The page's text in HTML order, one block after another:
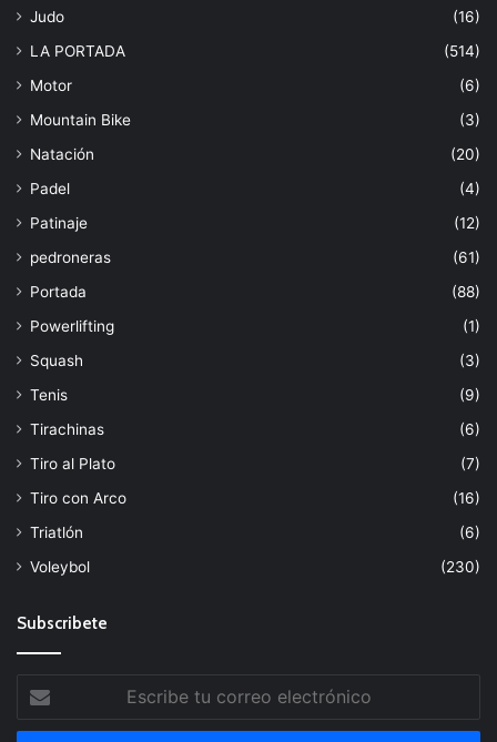
Judo
(16)
LA PORTADA
(514)
Motor
(6)
Mountain Bike
(3)
Natación
(20)
Padel
(4)
Patinaje
(12)
pedroneras
(61)
Portada
(88)
Powerlifting
(1)
Squash
(3)
Tenis
(9)
Tirachinas
(6)
Tiro al Plato
(7)
Tiro con Arco
(16)
Triatlón
(6)
Voleybol
(230)
Subscribete
tu
correo